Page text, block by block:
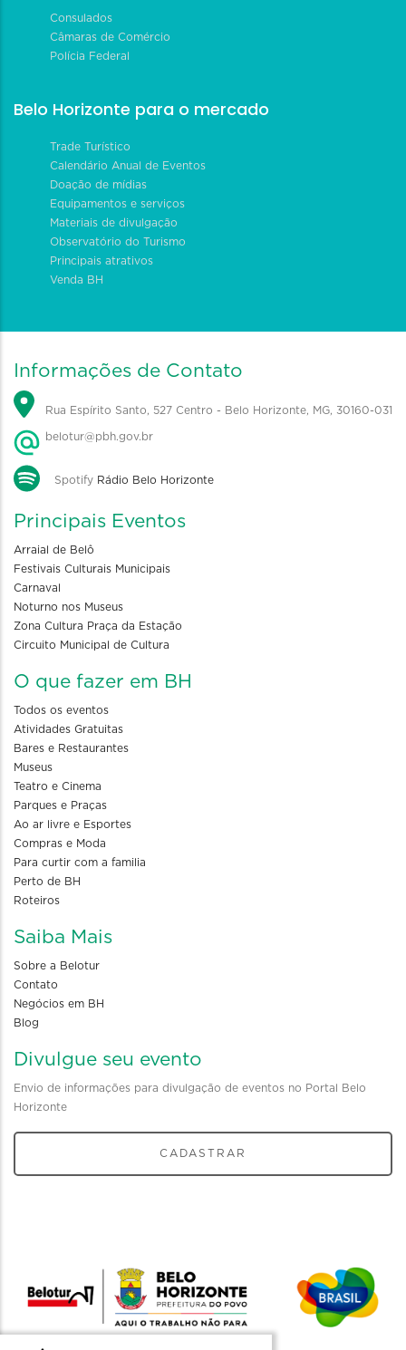
Consulados
Câmaras de Comércio
Polícia Federal
Belo Horizonte para o mercado
Trade Turístico
Calendário Anual de Eventos
Doação de mídias
Equipamentos e serviços
Materiais de divulgação
Observatório do Turismo
Principais atrativos
Venda BH
Informações de Contato
Rua Espírito Santo, 527 Centro - Belo Horizonte, MG, 30160-031
belotur@pbh.gov.br
Spotify Rádio Belo Horizonte
Principais Eventos
Arraial de Belô
Festivais Culturais Municipais
Carnaval
Noturno nos Museus
Zona Cultura Praça da Estação
Circuito Municipal de Cultura
O que fazer em BH
Todos os eventos
Atividades Gratuitas
Bares e Restaurantes
Museus
Teatro e Cinema
Parques e Praças
Ao ar livre e Esportes
Compras e Moda
Para curtir com a familia
Perto de BH
Roteiros
Saiba Mais
Sobre a Belotur
Contato
Negócios em BH
Blog
Divulgue seu evento
Envio de informações para divulgação de eventos no Portal Belo
Horizonte
CADASTRAR